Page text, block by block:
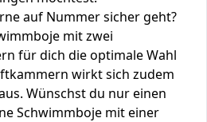
auf Nummer sicher geht?
mit zwei
für dich die optimale Wahl
wirkt sich zudem
Wünschst du nur einen
Schwimmboje mit einer